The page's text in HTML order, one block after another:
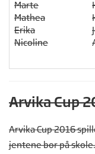
Marte
Mathea
Erika
Nicoline
Arvika Cup
Arvika Cup 2016
jentene bor på